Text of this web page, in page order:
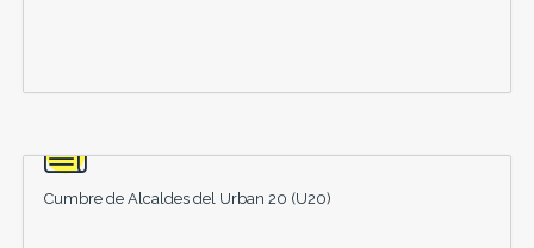
Cumbre de Alcaldes del Urban 20 (U20)